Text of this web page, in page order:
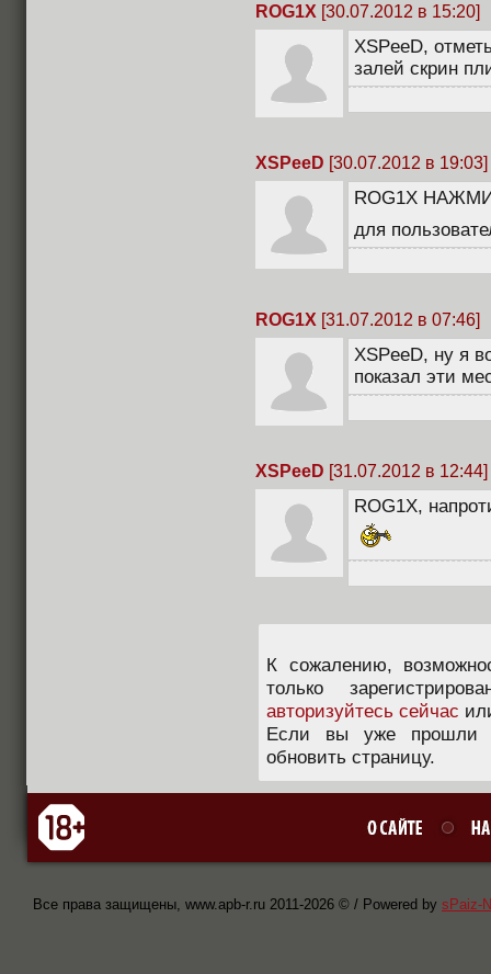
ROG1X [30.07.2012 в 15:20]
XSPeeD,
залей скрин
XSPeeD [30.07.2012 в 19:03]
ROG1X
для
ROG1X [31.07.2012 в 07:46]
XSPeeD, ну я
показал эти
XSPeeD [31.07.2012 в 12:44]
ROG1X,
К сожалению,
только
авторизуйтесь сейчас
Если вы уже прошли
обновить страницу.
Все права защищены, www.apb-r.ru 2011-2026 © / Powered by sPaiz-